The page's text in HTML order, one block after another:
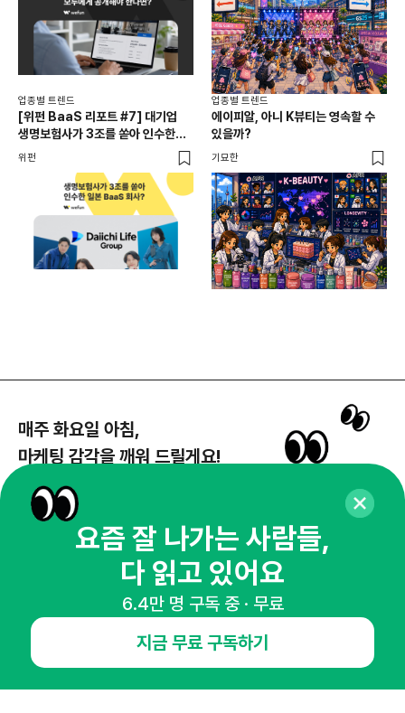
업종별 트렌드
[위펀 BaaS 리포트 #7] 대기업
생명보험사가 3조를 쏟아 인수한
일본 BaaS 회사의 정체는?
위펀
업종별 트렌드
에이피알, 아니 K뷰티는 영속할 수
있을까?
기묘한
매주 화요일 아침,
마케팅 감각을 깨워 드릴게요!
뉴스레터 구독하기
오픈애즈란
요즘 잘 나가는 사람들,
다 읽고 있어요
6.4만 명 구독 중 · 무료
지금 무료 구독하기